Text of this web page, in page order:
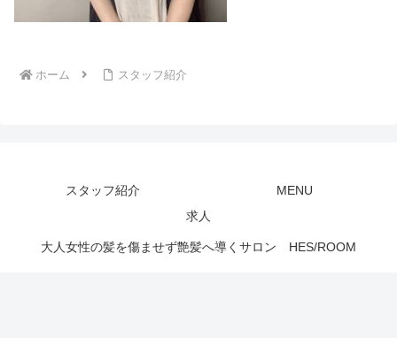
ホーム スタッフ紹介
スタッフ紹介
MENU
求人
大人女性の髪を傷ませず艶髪へ導くサロン HES/ROOM